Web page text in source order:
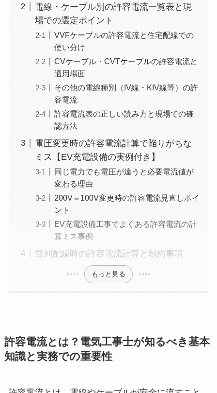
電線・ケーブル別の許容電流一覧表と現
場での選定ポイント
VVFケーブルの許容電流と住宅配線での
使い分け
CVケーブル・CVTケーブルの許容電流と
適用場面
その他の電線種別（IV線・KIV線等）の許
容電流
許容電流表の正しい読み方と現場での確
認方法
電圧変更時の許容電流計算で陥りがちな
ミス【EV充電設備の実例付き】
同じ電力でも電圧が違うと必要電流値が
変わる理由
200V⇔100V変更時の許容電流見直しポイ
ント
EV充電設備工事でよくある許容電流の計
算ミス事例
並列配線時の許容電流計算と制約事項
もっと見る
許容電流とは？電気工事士が知るべき基本
知識と実務での重要性